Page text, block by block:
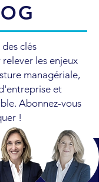
clés
les enjeux
managériale,
et
Abonnez-vous
!